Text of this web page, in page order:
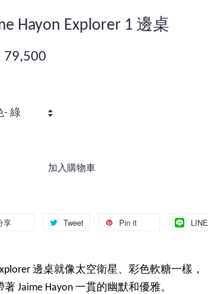
Hayon Explorer 1 邊桌
79,500
加入購物車
享 Tweet Pin it LINE
邊桌就像太空衛星、彩色軟糖一樣，
著 Jaime Hayon 一貫的幽默和優雅。